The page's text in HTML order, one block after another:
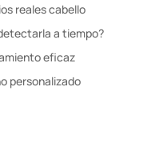
reales cabello
a tiempo?
eficaz
personalizado